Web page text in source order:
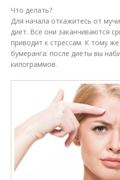
Что делать?
Для начала откажитесь от
диет. Все они заканчиваются
приводит к стрессам. К тому
бумеранга: после диеты вы
килограммов.